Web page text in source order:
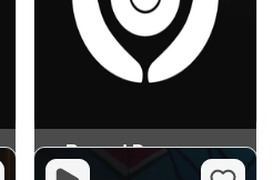
Record Dancecore